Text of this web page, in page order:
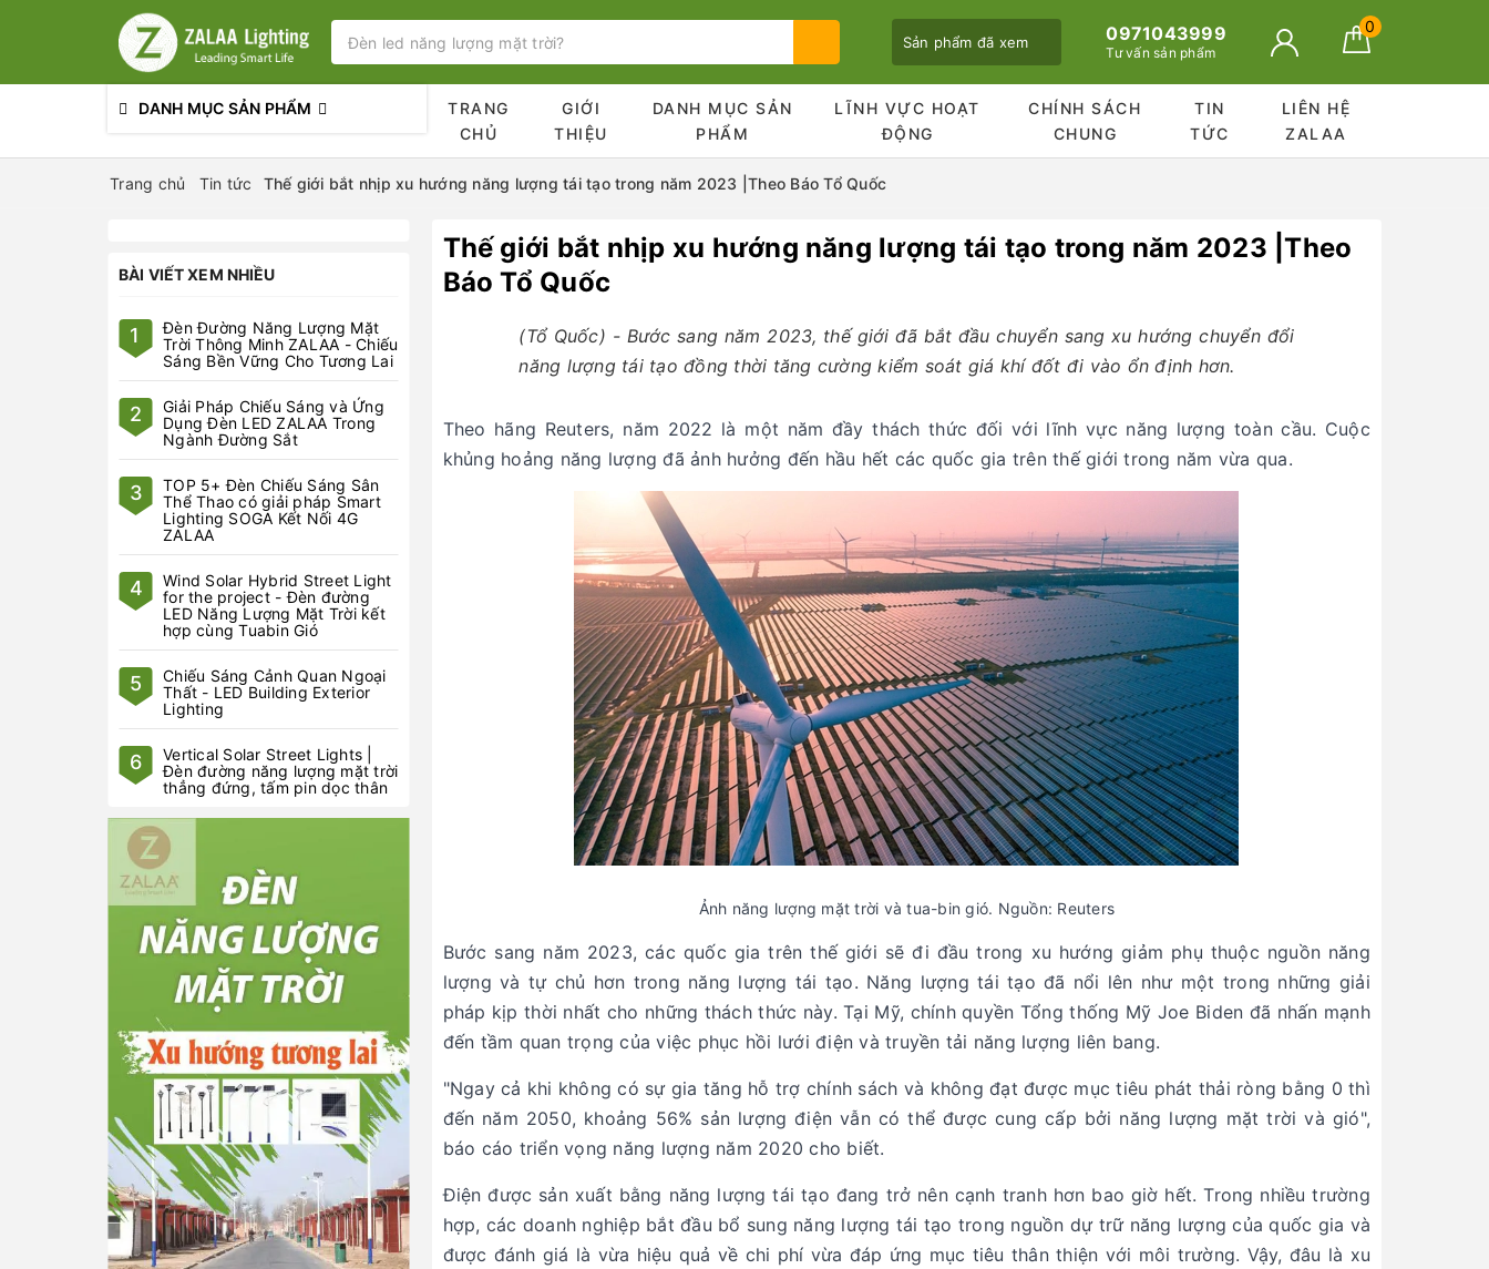
Sản phẩm đã xem
Bạn chưa xem sản phẩm nào
0971043999
Tư vấn sản phẩm
0
DANH MỤC SẢN PHẨM
TRANG
CHỦ
GIỚI
THIỆU
DANH MỤC SẢN
PHẨM
LĨNH VỰC HOẠT
ĐỘNG
CHÍNH SÁCH
CHUNG
TIN
TỨC
LIÊN HỆ
ZALAA
Trang chủ Tin tức Thế giới bắt nhịp xu hướng năng lượng tái tạo trong năm 2023 |Theo Báo Tổ Quốc
Thế giới bắt nhịp xu hướng năng lượng tái tạo trong năm 2023 |Theo
Báo Tổ Quốc
(Tổ Quốc) - Bước sang năm 2023, thế giới đã bắt đầu chuyển sang xu hướng chuyển đổi
năng lượng tái tạo đồng thời tăng cường kiểm soát giá khí đốt đi vào ổn định hơn.
Theo hãng Reuters, năm 2022 là một năm đầy thách thức đối với lĩnh vực năng lượng toàn cầu. Cuộc
khủng hoảng năng lượng đã ảnh hưởng đến hầu hết các quốc gia trên thế giới trong năm vừa qua.
Ảnh năng lượng mặt trời và tua-bin gió. Nguồn: Reuters
Bước sang năm 2023, các quốc gia trên thế giới sẽ đi đầu trong xu hướng giảm phụ thuộc nguồn năng
lượng và tự chủ hơn trong năng lượng tái tạo. Năng lượng tái tạo đã nổi lên như một trong những giải
pháp kịp thời nhất cho những thách thức này. Tại Mỹ, chính quyền Tổng thống Mỹ Joe Biden đã nhấn mạnh
đến tầm quan trọng của việc phục hồi lưới điện và truyền tải năng lượng liên bang.
"Ngay cả khi không có sự gia tăng hỗ trợ chính sách và không đạt được mục tiêu phát thải ròng bằng 0 thì
đến năm 2050, khoảng 56% sản lượng điện vẫn có thể được cung cấp bởi năng lượng mặt trời và gió",
báo cáo triển vọng năng lượng năm 2020 cho biết.
Điện được sản xuất bằng năng lượng tái tạo đang trở nên cạnh tranh hơn bao giờ hết. Trong nhiều trường
hợp, các doanh nghiệp bắt đầu bổ sung năng lượng tái tạo trong nguồn dự trữ năng lượng của quốc gia và
được đánh giá là vừa hiệu quả về chi phí vừa đáp ứng mục tiêu thân thiện với môi trường. Vậy, đâu là xu
BÀI VIẾT XEM NHIỀU
1
Đèn Đường Năng Lượng Mặt
Trời Thông Minh ZALAA - Chiếu
Sáng Bền Vững Cho Tương Lai
2
Giải Pháp Chiếu Sáng và Ứng
Dụng Đèn LED ZALAA Trong
Ngành Đường Sắt
3
TOP 5+ Đèn Chiếu Sáng Sân
Thể Thao có giải pháp Smart
Lighting SOGA Kết Nối 4G
ZALAA
4
Wind Solar Hybrid Street Light
for the project - Đèn đường
LED Năng Lượng Mặt Trời kết
hợp cùng Tuabin Gió
5
Chiếu Sáng Cảnh Quan Ngoại
Thất - LED Building Exterior
Lighting
6
Vertical Solar Street Lights |
Đèn đường năng lượng mặt trời
thẳng đứng, tấm pin dọc thân